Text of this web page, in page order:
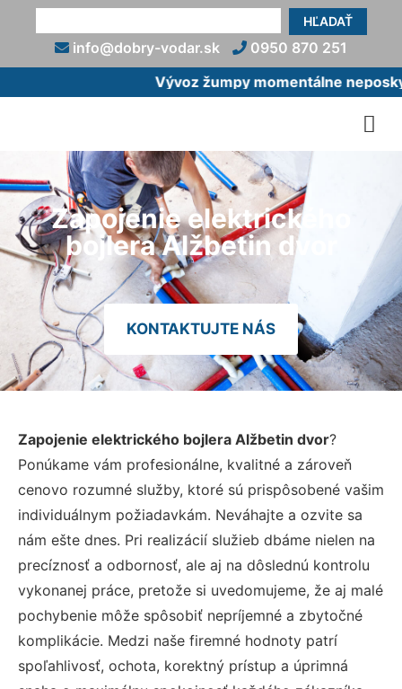
HĽADAŤ
info@dobry-vodar.sk
0950 870 251
Vývoz žumpy momentálne
Zapojenie elektrického
bojlera Alžbetin dvor
KONTAKTUJTE NÁS
Zapojenie elektrického bojlera Alžbetin dvor?
Ponúkame vám profesionálne, kvalitné a zároveň
cenovo rozumné služby, ktoré sú prispôsobené vašim
individuálnym požiadavkám. Neváhajte a ozvite sa
nám ešte dnes. Pri realizácií služieb dbáme nielen na
precíznosť a odbornosť, ale aj na dôslednú kontrolu
vykonanej práce, pretože si uvedomujeme, že aj malé
pochybenie môže spôsobiť nepríjemné a zbytočné
komplikácie. Medzi naše firemné hodnoty patrí
spoľahlivosť, ochota, korektný prístup a úprimná